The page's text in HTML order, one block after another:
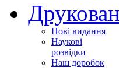
Нові видання
Наукові
розвідки
Наш доробок